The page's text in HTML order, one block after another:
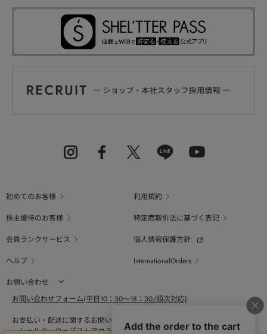
初めてのお客様
利用規約
株主優待のお客様
特定商取引法に基づく表記
会員ランクサービス
個人情報保護方針
ヘルプ
InternationalOrders
お問い合わせ
お問い合わせフォーム(平日10：30～18：30/順次対応)
お支払い・配送に関するお問い合わせ（平日10：30～18：00）
シェルターウェブストアカスタマーセンター